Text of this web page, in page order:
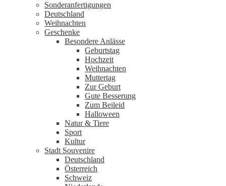
Sonderanfertigungen
Deutschland
Weihnachten
Geschenke
Besondere Anlässe
Geburtstag
Hochzeit
Weihnachten
Muttertag
Zur Geburt
Gute Besserung
Zum Beileid
Halloween
Natur & Tiere
Sport
Kultur
Stadt Souvenire
Deutschland
Österreich
Schweiz